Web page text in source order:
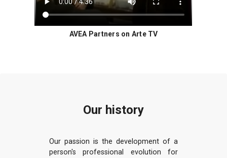
AVEA Partners on Arte TV
Our history
Our passion is the development of a
person's professional evolution for